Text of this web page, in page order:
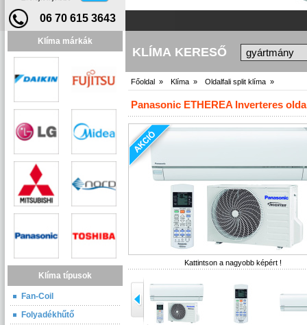
06 70 615 3643
Klíma márkák
Klíma típusok
Fan-Coil
Folyadékhűtő
KLÍMA KERESŐ
Főoldal » Klíma » Oldalfali split klíma »
Panasonic ETHEREA Inverteres
Kattintson a nagyobb képért !